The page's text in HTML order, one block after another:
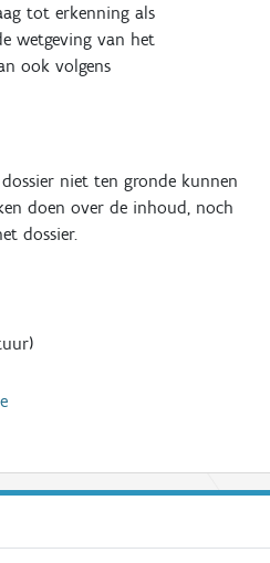
tot erkenning als
wetgeving van het
ook volgens
niet ten gronde kunnen
doen over de inhoud, noch
dossier.